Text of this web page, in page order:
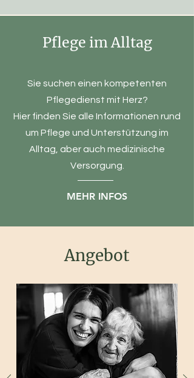
Pflege im Alltag
Sie suchen einen kompetenten
Pflegedienst mit Herz?
Hier finden Sie alle Informationen rund
um Pflege und Unterstützung im
Alltag, aber auch medizinische
Versorgung.
MEHR INFOS
Angebot